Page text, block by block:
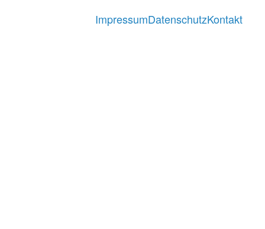
ImpressumDatenschutzKontakt